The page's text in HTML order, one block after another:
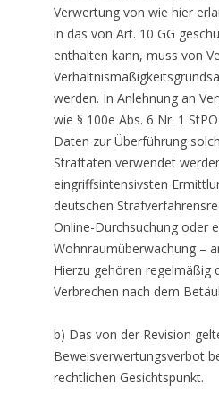
Verwertung von wie hier
in das von Art. 10 GG
enthalten kann, muss von
werden. In Anlehnung an
wie § 100e Abs. 6 Nr. 1
Daten zur Überführung
Straftaten verwendet
eingriffsintensivsten
deutschen
Online-Durchsuchung oder
Wohnraumüberwachung –
Hierzu gehören regelmäßig
Verbrechen nach dem
b) Das von der Revision
Beweisverwertungsverbot
rechtlichen Gesichtspunkt.